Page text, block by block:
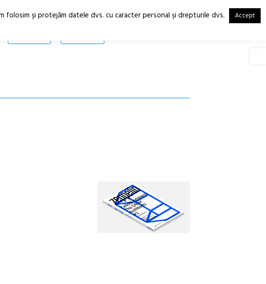
RO
EN
şi protejăm datele dvs. cu caracter personal şi drepturile dvs. Accept